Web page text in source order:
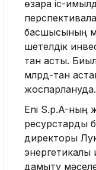
өзара іс-
басшысының
шетелдік
тан асты.
млрд-тан
жоспарлануда.
Eni S.p.A-ның
ресурстарды
директоры
дамыту